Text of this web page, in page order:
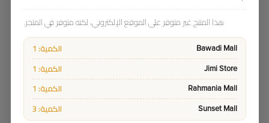
هذا المنتج غير متوفر على الموقع الإلكتروني، لكنه متوفر في المتجر.
Bawadi Mall الكمية: 1
Jimi Store الكمية: 1
Rahmania Mall الكمية: 1
Sunset Mall الكمية: 3